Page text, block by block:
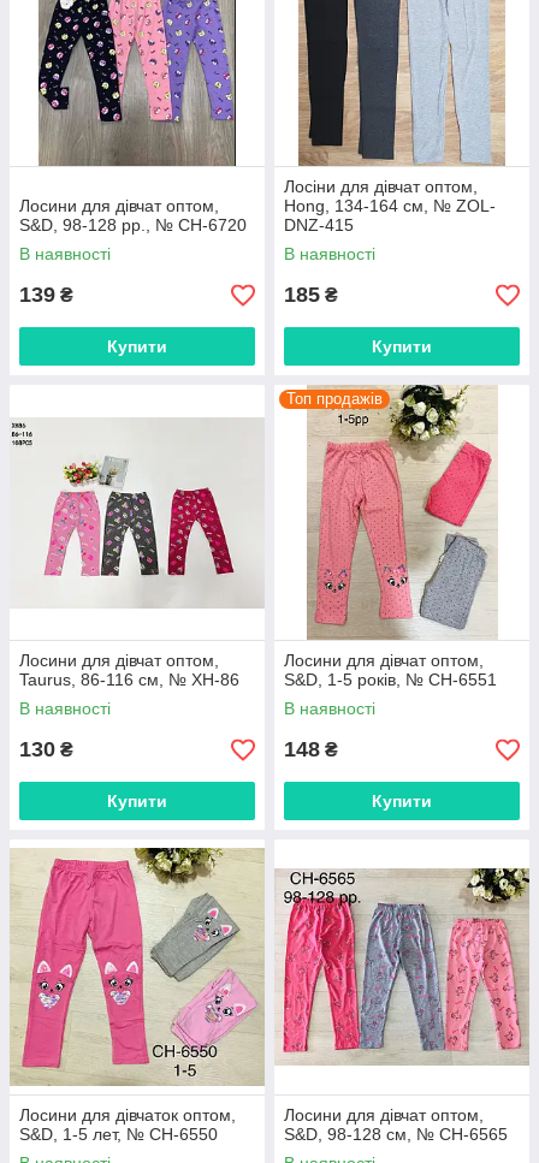
Лосини для дівчат оптом,
S&D, 98-128 рр., № CH-6720
В наявності
139 ₴
Купити
Лосіни для дівчат оптом,
Hong, 134-164 см, № ZOL-
DNZ-415
В наявності
185 ₴
Купити
Лосини для дівчат оптом,
Taurus, 86-116 см, № XH-86
В наявності
130 ₴
Купити
Топ продажів
Лосини для дівчат оптом,
S&D, 1-5 років, № CH-6551
В наявності
148 ₴
Купити
Лосини для дівчаток оптом,
S&D, 1-5 лет, № CH-6550
Лосини для дівчат оптом,
S&D, 98-128 см, № CH-6565